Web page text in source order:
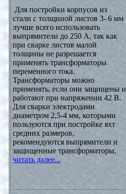
Для постройки корпусов из
стали с толщиной листов 3- 6 мм
лучше всего использовать
выпрямители до 250 А, так как
при сварке листов малой
толщины не разрешается
применять трансформаторы
переменного тока.
Трансформаторы можно
применять, если они защищены и
работают при напряжении 42 В.
Для сварки электродами
диаметром 2,5-4 мм, которыми
пользуются при постройке яхт
средних размеров,
рекомендуются выпрямители и
защищенные трансформаторы,
читать далее...